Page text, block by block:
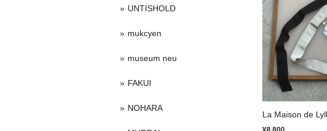
La Maison de
UNTISHOLD
mukcyen
museum neu
FAKUI
NOHARA